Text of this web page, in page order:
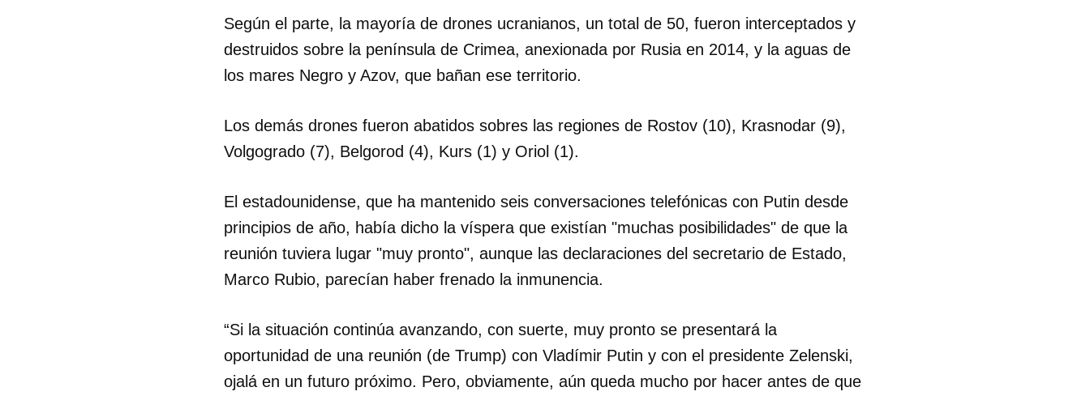
Según el parte, la mayoría de drones ucranianos, un total de 50, fueron interceptados y
destruidos sobre la península de Crimea, anexionada por Rusia en 2014, y la aguas de
los mares Negro y Azov, que bañan ese territorio.
Los demás drones fueron abatidos sobres las regiones de Rostov (10), Krasnodar (9),
Volgogrado (7), Belgorod (4), Kurs (1) y Oriol (1).
El estadounidense, que ha mantenido seis conversaciones telefónicas con Putin desde
principios de año, había dicho la víspera que existían "muchas posibilidades" de que la
reunión tuviera lugar "muy pronto", aunque las declaraciones del secretario de Estado,
Marco Rubio, parecían haber frenado la inmunencia.
“Si la situación continúa avanzando, con suerte, muy pronto se presentará la
oportunidad de una reunión (de Trump) con Vladímir Putin y con el presidente Zelenski,
ojalá en un futuro próximo. Pero, obviamente, aún queda mucho por hacer antes de que